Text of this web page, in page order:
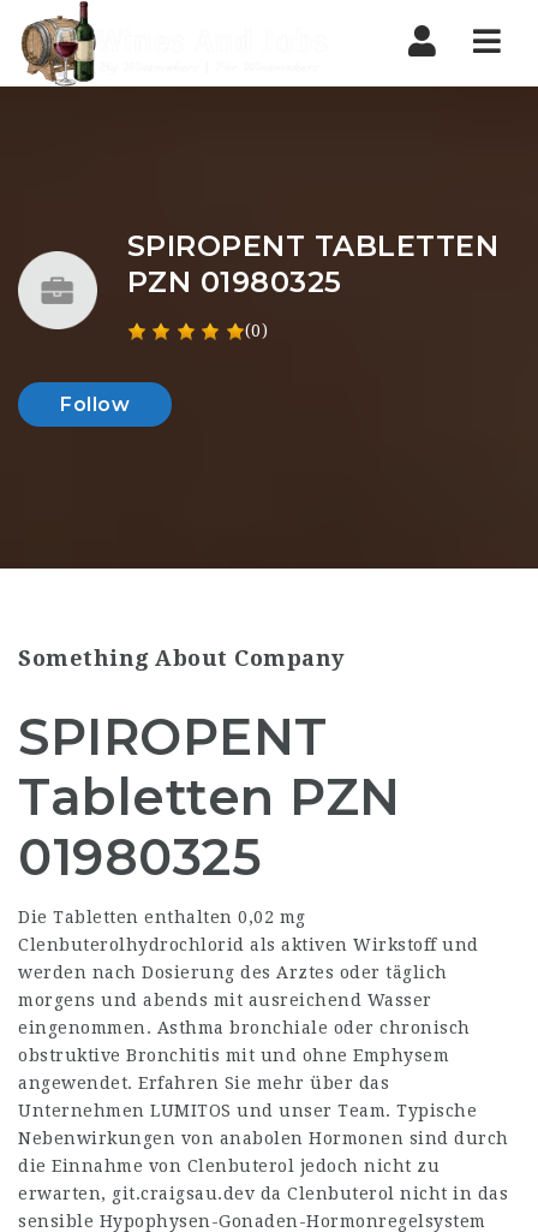
SPIROPENT TABLETTEN
PZN 01980325
(0)
Follow
Something About Company
SPIROPENT
Tabletten PZN
01980325
Die Tabletten enthalten 0,02 mg
Clenbuterolhydrochlorid als aktiven Wirkstoff und
werden nach Dosierung des Arztes oder täglich
morgens und abends mit ausreichend Wasser
eingenommen. Asthma bronchiale oder chronisch
obstruktive Bronchitis mit und ohne Emphysem
angewendet. Erfahren Sie mehr über das
Unternehmen LUMITOS und unser Team. Typische
Nebenwirkungen von anabolen Hormonen sind durch
die Einnahme von Clenbuterol jedoch nicht zu
erwarten, git.craigsau.dev da Clenbuterol nicht in das
sensible Hypophysen-Gonaden-Hormonregelsystem